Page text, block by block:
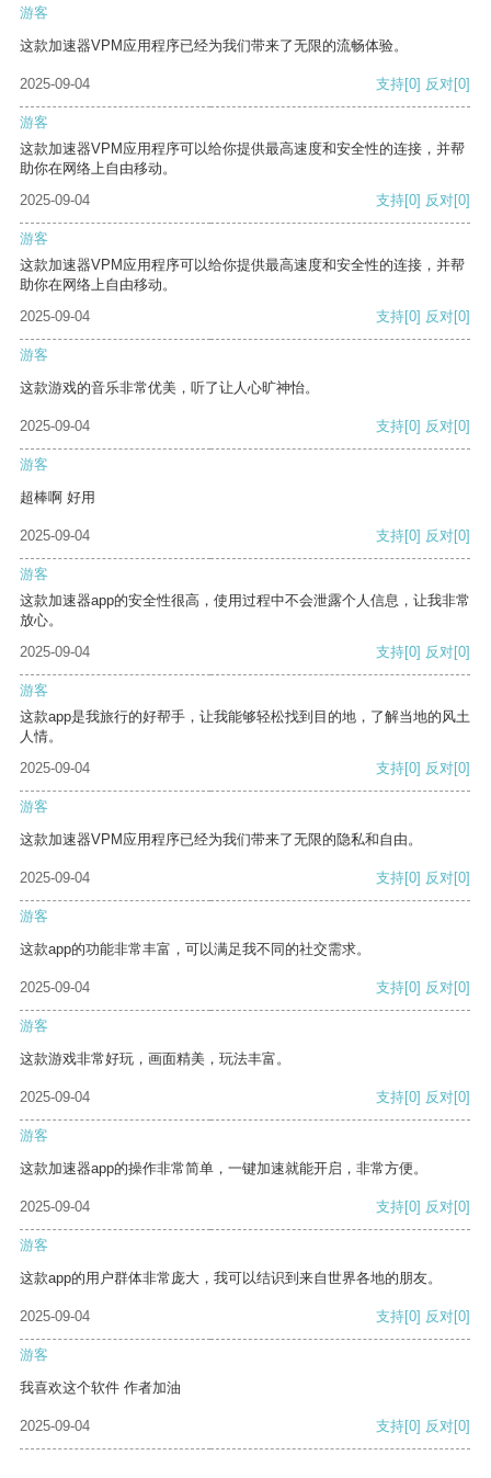
游客
这款加速器VPM应用程序已经为我们带来了无限的流畅体验。
2025-09-04 支持[0] 反对[0]
游客
这款加速器VPM应用程序可以给你提供最高速度和安全性的连接，并帮
助你在网络上自由移动。
2025-09-04
支持[0] 反对[0]
游客
这款加速器VPM应用程序可以给你提供最高速度和安全性的连接，并帮
助你在网络上自由移动。
2025-09-04
支持[0] 反对[0]
游客
这款游戏的音乐非常优美，听了让人心旷神怡。
2025-09-04 支持[0] 反对[0]
游客
超棒啊 好用
2025-09-04 支持[0] 反对[0]
游客
这款加速器app的安全性很高，使用过程中不会泄露个人信息，让我非常
放心。
2025-09-04
支持[0] 反对[0]
游客
这款app是我旅行的好帮手，让我能够轻松找到目的地，了解当地的风土
人情。
2025-09-04
支持[0] 反对[0]
游客
这款加速器VPM应用程序已经为我们带来了无限的隐私和自由。
2025-09-04 支持[0] 反对[0]
游客
这款app的功能非常丰富，可以满足我不同的社交需求。
2025-09-04 支持[0] 反对[0]
游客
这款游戏非常好玩，画面精美，玩法丰富。
2025-09-04 支持[0] 反对[0]
游客
这款加速器app的操作非常简单，一键加速就能开启，非常方便。
2025-09-04 支持[0] 反对[0]
游客
这款app的用户群体非常庞大，我可以结识到来自世界各地的朋友。
2025-09-04 支持[0] 反对[0]
游客
我喜欢这个软件 作者加油
2025-09-04 支持[0] 反对[0]